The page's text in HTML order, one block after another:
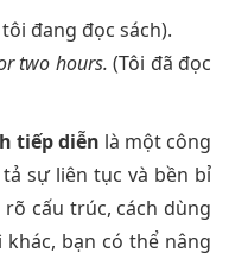
đang đọc sách).
two hours. (Tôi đã đọc
tiếp diễn là một công
sự liên tục và bền bỉ
cấu trúc, cách dùng
bạn có thể nâng